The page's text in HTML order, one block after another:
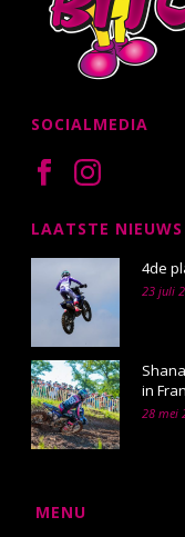
SOCIALMEDIA
LAATSTE NIEUWS
4de
23 juli
in
28 mei
MENU